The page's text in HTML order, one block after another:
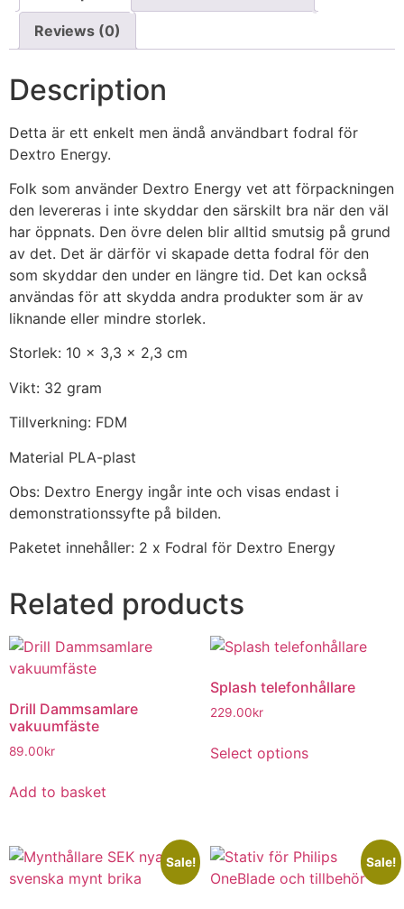
Reviews (0)
Description
Detta är ett enkelt men ändå användbart fodral för
Dextro Energy.
Folk som använder Dextro Energy vet att förpackningen
den levereras i inte skyddar den särskilt bra när den väl
har öppnats. Den övre delen blir alltid smutsig på grund
av det. Det är därför vi skapade detta fodral för den
som skyddar den under en längre tid. Det kan också
användas för att skydda andra produkter som är av
liknande eller mindre storlek.
Storlek: 10 x 3,3 x 2,3 cm
Vikt: 32 gram
Tillverkning: FDM
Material PLA-plast
Obs: Dextro Energy ingår inte och visas endast i
demonstrationssyfte på bilden.
Paketet innehåller: 2 x Fodral för Dextro Energy
Related products
Drill Dammsamlare
vakuumfäste
89.00kr
Add to basket
Splash telefonhållare
229.00kr
Select options
Sale! Sale!